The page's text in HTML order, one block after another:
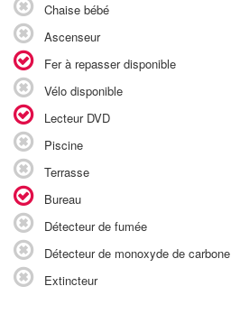
Chaise bébé
Ascenseur
Fer à repasser disponible
Vélo disponible
Lecteur DVD
Piscine
Terrasse
Bureau
Détecteur de fumée
Détecteur de monoxyde de carbone
Extincteur